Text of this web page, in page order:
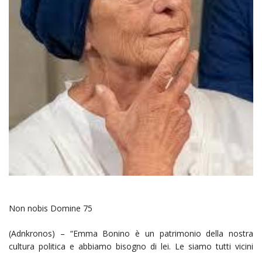
Non nobis Domine 75
(Adnkronos) – “Emma Bonino è un patrimonio della nostra
cultura politica e abbiamo bisogno di lei. Le siamo tutti vicini